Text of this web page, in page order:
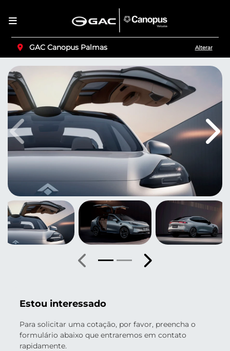
GAC Canopus Palmas Alterar
Estou interessado
Para solicitar uma cotação, por favor, preencha o
formulário abaixo que entraremos em contato
rapidamente.
Anterior
Anterior Próximo